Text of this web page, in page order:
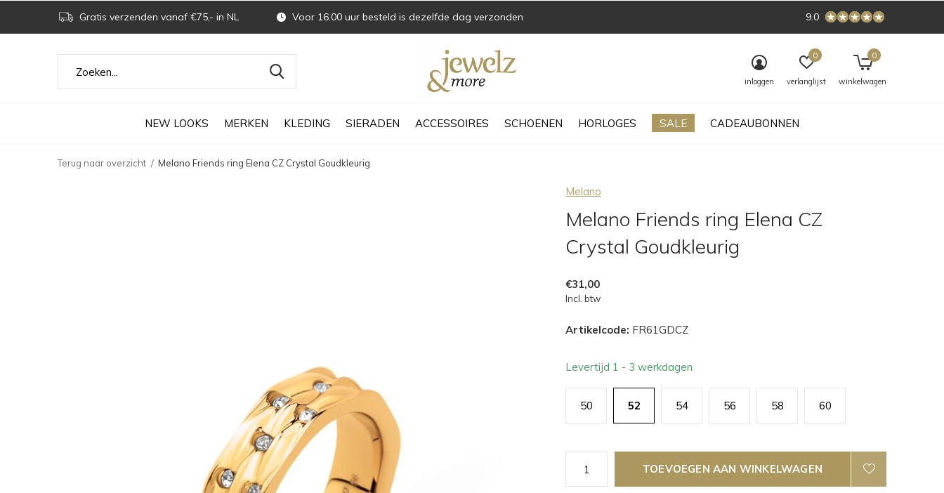
NEW LOOKS MERKEN KLEDING SIERADEN ACCESSOIRES SCHOENEN HORLOGES SALE CADEAUBONNEN
inloggen verlanglijst
0
winkelwagen
0
Gratis verzenden vanaf €75,- in NL Voor 16.00 uur besteld is dezelfde dag verzonden 9.0
Terug naar overzicht Melano Friends ring Elena CZ Crystal Goudkleurig
Melano
Melano Friends ring Elena CZ
Crystal Goudkleurig
€31,00
Incl. btw
Artikelcode: FR61GDCZ
Levertijd 1 - 3 werkdagen
50 52 54 56 58 60
TOEVOEGEN AAN WINKELWAGEN